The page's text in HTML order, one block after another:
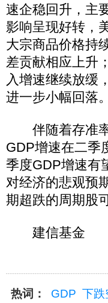
速企稳回升，主
影响呈现好转，
大宗商品价格持
差贡献相应上升
入增速继续放缓
进一步小幅回落。
伴随着存准率
GDP增速在二季
季度GDP增速有
对经济的悲观预
期超跌的周期股
建信基金
热词： GDP 下跌